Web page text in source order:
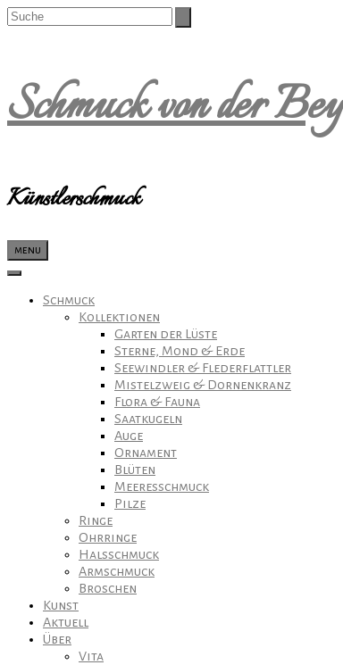
Schmuck von der Bey
Künstlerschmuck
menu
Schmuck
Kollektionen
Garten der Lüste
Sterne, Mond & Erde
Seewindler & Flederflattler
Mistelzweig & Dornenkranz
Flora & Fauna
Saatkugeln
Auge
Ornament
Blüten
Meeresschmuck
Pilze
Ringe
Ohrringe
Halsschmuck
Armschmuck
Broschen
Kunst
Aktuell
Über
Vita